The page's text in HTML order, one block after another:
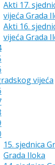
Akti 17.
vijeća Grada
Akti 16.
vijeća Grada
vijeća
15. sjednica
Grada Iloka